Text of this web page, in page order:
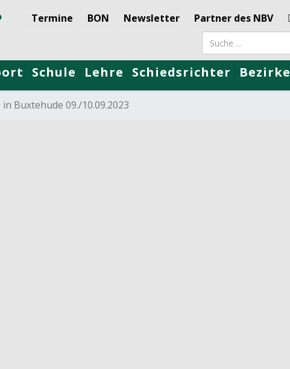
Termine BON Newsletter Partner des NBV
Suchbegriff
Schule Lehre Schiedsrichter Bezirke
Buxtehude 09./10.09.2023